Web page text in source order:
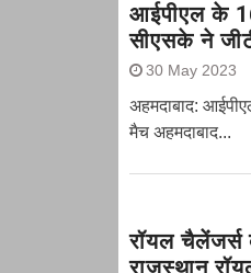
आईपीएल के
सीएसके ने
30 May 2023
अहमदाबाद:
मैच अहमदाबाद...
रॉयल चैलेंजर्स
राजस्थान